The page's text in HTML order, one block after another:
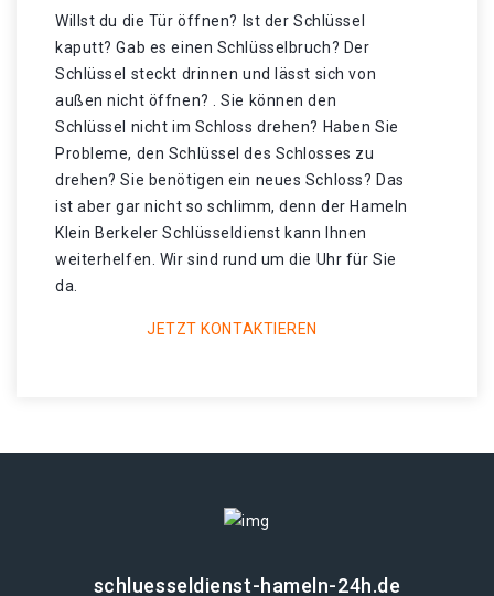
Willst du die Tür öffnen? Ist der Schlüssel
kaputt? Gab es einen Schlüsselbruch? Der
Schlüssel steckt drinnen und lässt sich von
außen nicht öffnen? . Sie können den
Schlüssel nicht im Schloss drehen? Haben Sie
Probleme, den Schlüssel des Schlosses zu
drehen? Sie benötigen ein neues Schloss? Das
ist aber gar nicht so schlimm, denn der Hameln
Klein Berkeler Schlüsseldienst kann Ihnen
weiterhelfen. Wir sind rund um die Uhr für Sie
da.
JETZT KONTAKTIEREN
schluesseldienst-hameln-24h.de